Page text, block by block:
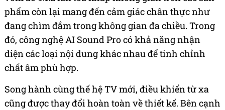
phẩm còn lại mang đến cảm giác chân thực như
đang chìm đắm trong không gian đa chiều. Trong
đó, công nghệ AI Sound Pro có khả năng nhận
diện các loại nội dung khác nhau để tinh chỉnh
chất âm phù hợp.
Song hành cùng thế hệ TV mới, điều khiển từ xa
cũng được thay đổi hoàn toàn về thiết kế. Bên cạnh